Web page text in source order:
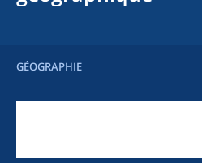
GÉOGRAPHIE